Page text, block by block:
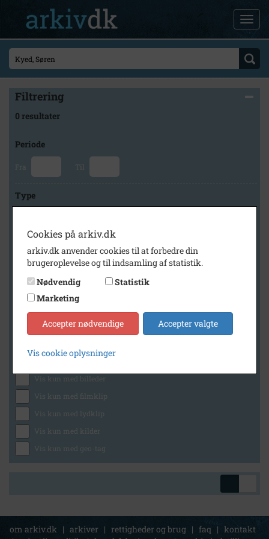
Filtrering
0 resultater
Periode
Fra Til
Type
Arkiv
Holbæk-Arkiverne / Tølløse Lokalarkiv
Generelt
Vis kun med billeder
Vis kun med filmklip
Vis kun med lydklip
Vis kun med kilder
Vis kun med geo-tag
om arkiv.dk | arkiver | rettigheder og brug | faq | kontakt
Cookies på arkiv.dk
arkiv.dk anvender cookies til at forbedre din
brugeroplevelse og til indsamling af statistik.
Nødvendig
Statistik
Marketing
Accepter nødvendige Accepter valgte
Vis cookie oplysninger